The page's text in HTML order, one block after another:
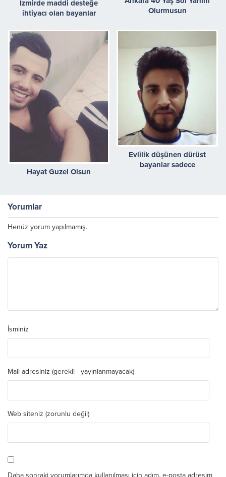
İzmirde maddi desteğe
ihtiyacı olan bayanlar
Olurmusun
Hayat Guzel Olsun
Evlilik düşünen dürüst
bayanlar sadece
Yorumlar
Henüz yorum yapılmamış.
Yorum Yaz
İsminiz
Mail adresiniz (gerekli - yayınlanmayacak)
Web siteniz (zorunlu değil)
Daha sonraki yorumlarımda kullanılması için adım, e-posta adresim